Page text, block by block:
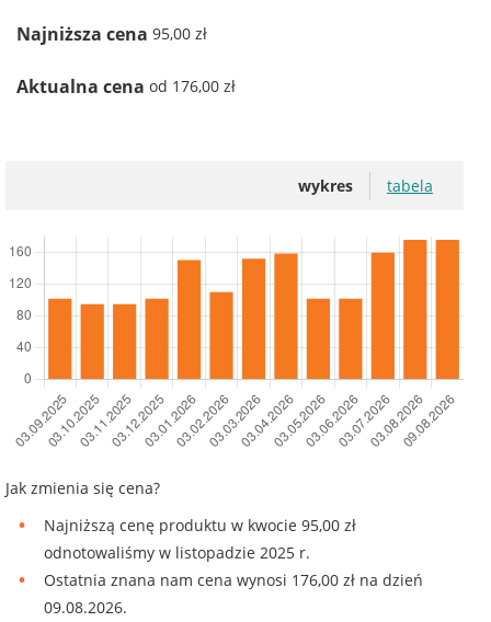
Najniższa cena 95,00 zł
Aktualna cena od 176,00 zł
wykres tabela
Jak zmienia się cena?
Najniższą cenę produktu w kwocie 95,00 zł
odnotowaliśmy w listopadzie 2025 r.
Ostatnia znana nam cena wynosi 176,00 zł na dzień
09.08.2026.